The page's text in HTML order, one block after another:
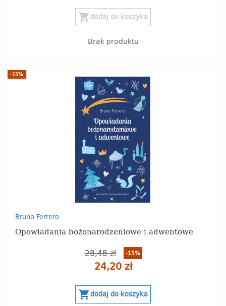
shopping_cart dodaj do koszyka
Brak produktu
Bruno Ferrero
Opowiadania bożonarodzeniowe i adwentowe
28,48 zł -15%
24,20 zł
-15%
shopping_cartdodaj do koszyka